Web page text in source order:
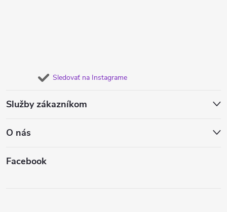
Sledovať na Instagrame
Služby zákazníkom
O nás
Facebook